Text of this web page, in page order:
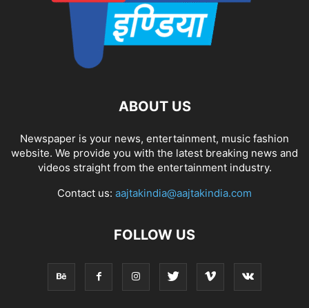
ABOUT US
Newspaper is your news, entertainment, music fashion
website. We provide you with the latest breaking news and
videos straight from the entertainment industry.
Contact us: aajtakindia@aajtakindia.com
FOLLOW US